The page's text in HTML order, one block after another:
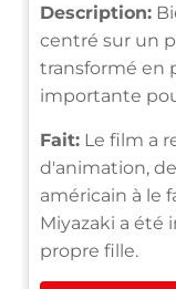
Description:
centré sur un
transformé en
importante
Fait: Le film a
d'animation,
américain à le
Miyazaki a été
propre fille.